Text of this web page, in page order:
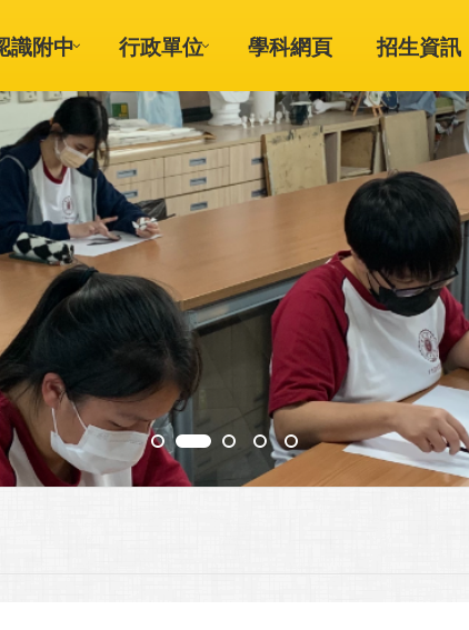
識附中 行政單位 學科網頁 招生資訊